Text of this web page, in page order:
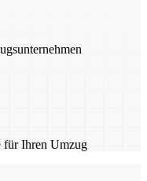
für Ihren Umzug